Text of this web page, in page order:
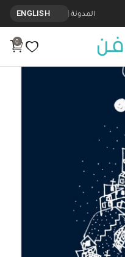
المدونة ENGLISH
0